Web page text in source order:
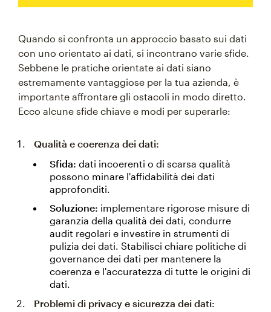
Quando si confronta un approccio basato sui dati
con uno orientato ai dati, si incontrano varie sfide.
Sebbene le pratiche orientate ai dati siano
estremamente vantaggiose per la tua azienda, è
importante affrontare gli ostacoli in modo diretto.
Ecco alcune sfide chiave e modi per superarle:
Qualità e coerenza dei dati:
Sfida: dati incoerenti o di scarsa qualità
possono minare l'affidabilità dei dati
approfonditi.
Soluzione: implementare rigorose misure di
garanzia della qualità dei dati, condurre
audit regolari e investire in strumenti di
pulizia dei dati. Stabilisci chiare politiche di
governance dei dati per mantenere la
coerenza e l'accuratezza di tutte le origini di
dati.
Problemi di privacy e sicurezza dei dati: